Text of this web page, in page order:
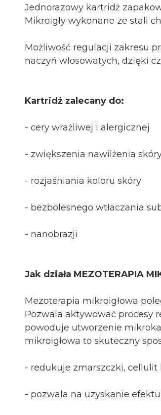
Jednorazowy kartridż
Mikroigły wykonane ze stali
Możliwość regulacji zakresu
naczyń włosowatych, dzięki
Kartridż zalecany do:
- cery wrażliwej i alergicznej
- zwiększenia nawilżenia
- rozjaśniania koloru skóry
- bezbolesnego wtłaczania
- nanobrazji
Jak działa MEZOTERAPIA
Mezoterapia mikroigłowa
Pozwala aktywować procesy
powoduje utworzenie
mikroigłowa to skuteczny
- redukuje zmarszczki, cellulit
- pozwala na uzyskanie